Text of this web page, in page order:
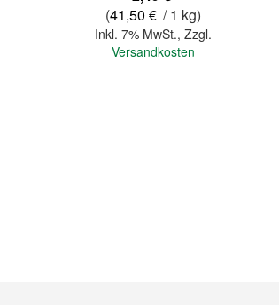
(41,50 € / 1 kg)
Inkl. 7% MwSt., Zzgl.
Versandkosten